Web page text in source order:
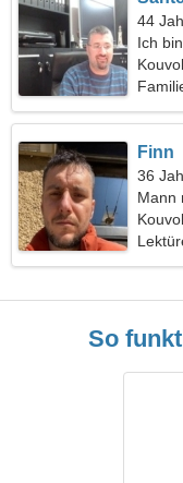
44
Ich
coole
Finn
36
Mann
So